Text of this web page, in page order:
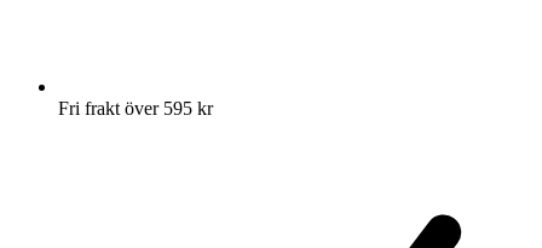
Fri frakt över 595 kr